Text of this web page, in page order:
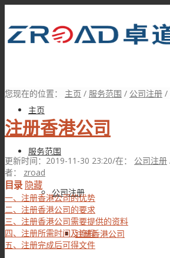
主页
服务范围
公司注册
注册香港公司
您现在的位置： 主页 / 服务范围 / 公司注册 /
注册香港公司
更新时间：2019-11-30 23:20/在： 公司注册
者： zroad
目录 隐藏
一、注册香港公司的优势
二、注册香港公司的要求
三、注册香港公司需要提供的资料
四、注册所需时间及流程
五、注册完成后可得文件